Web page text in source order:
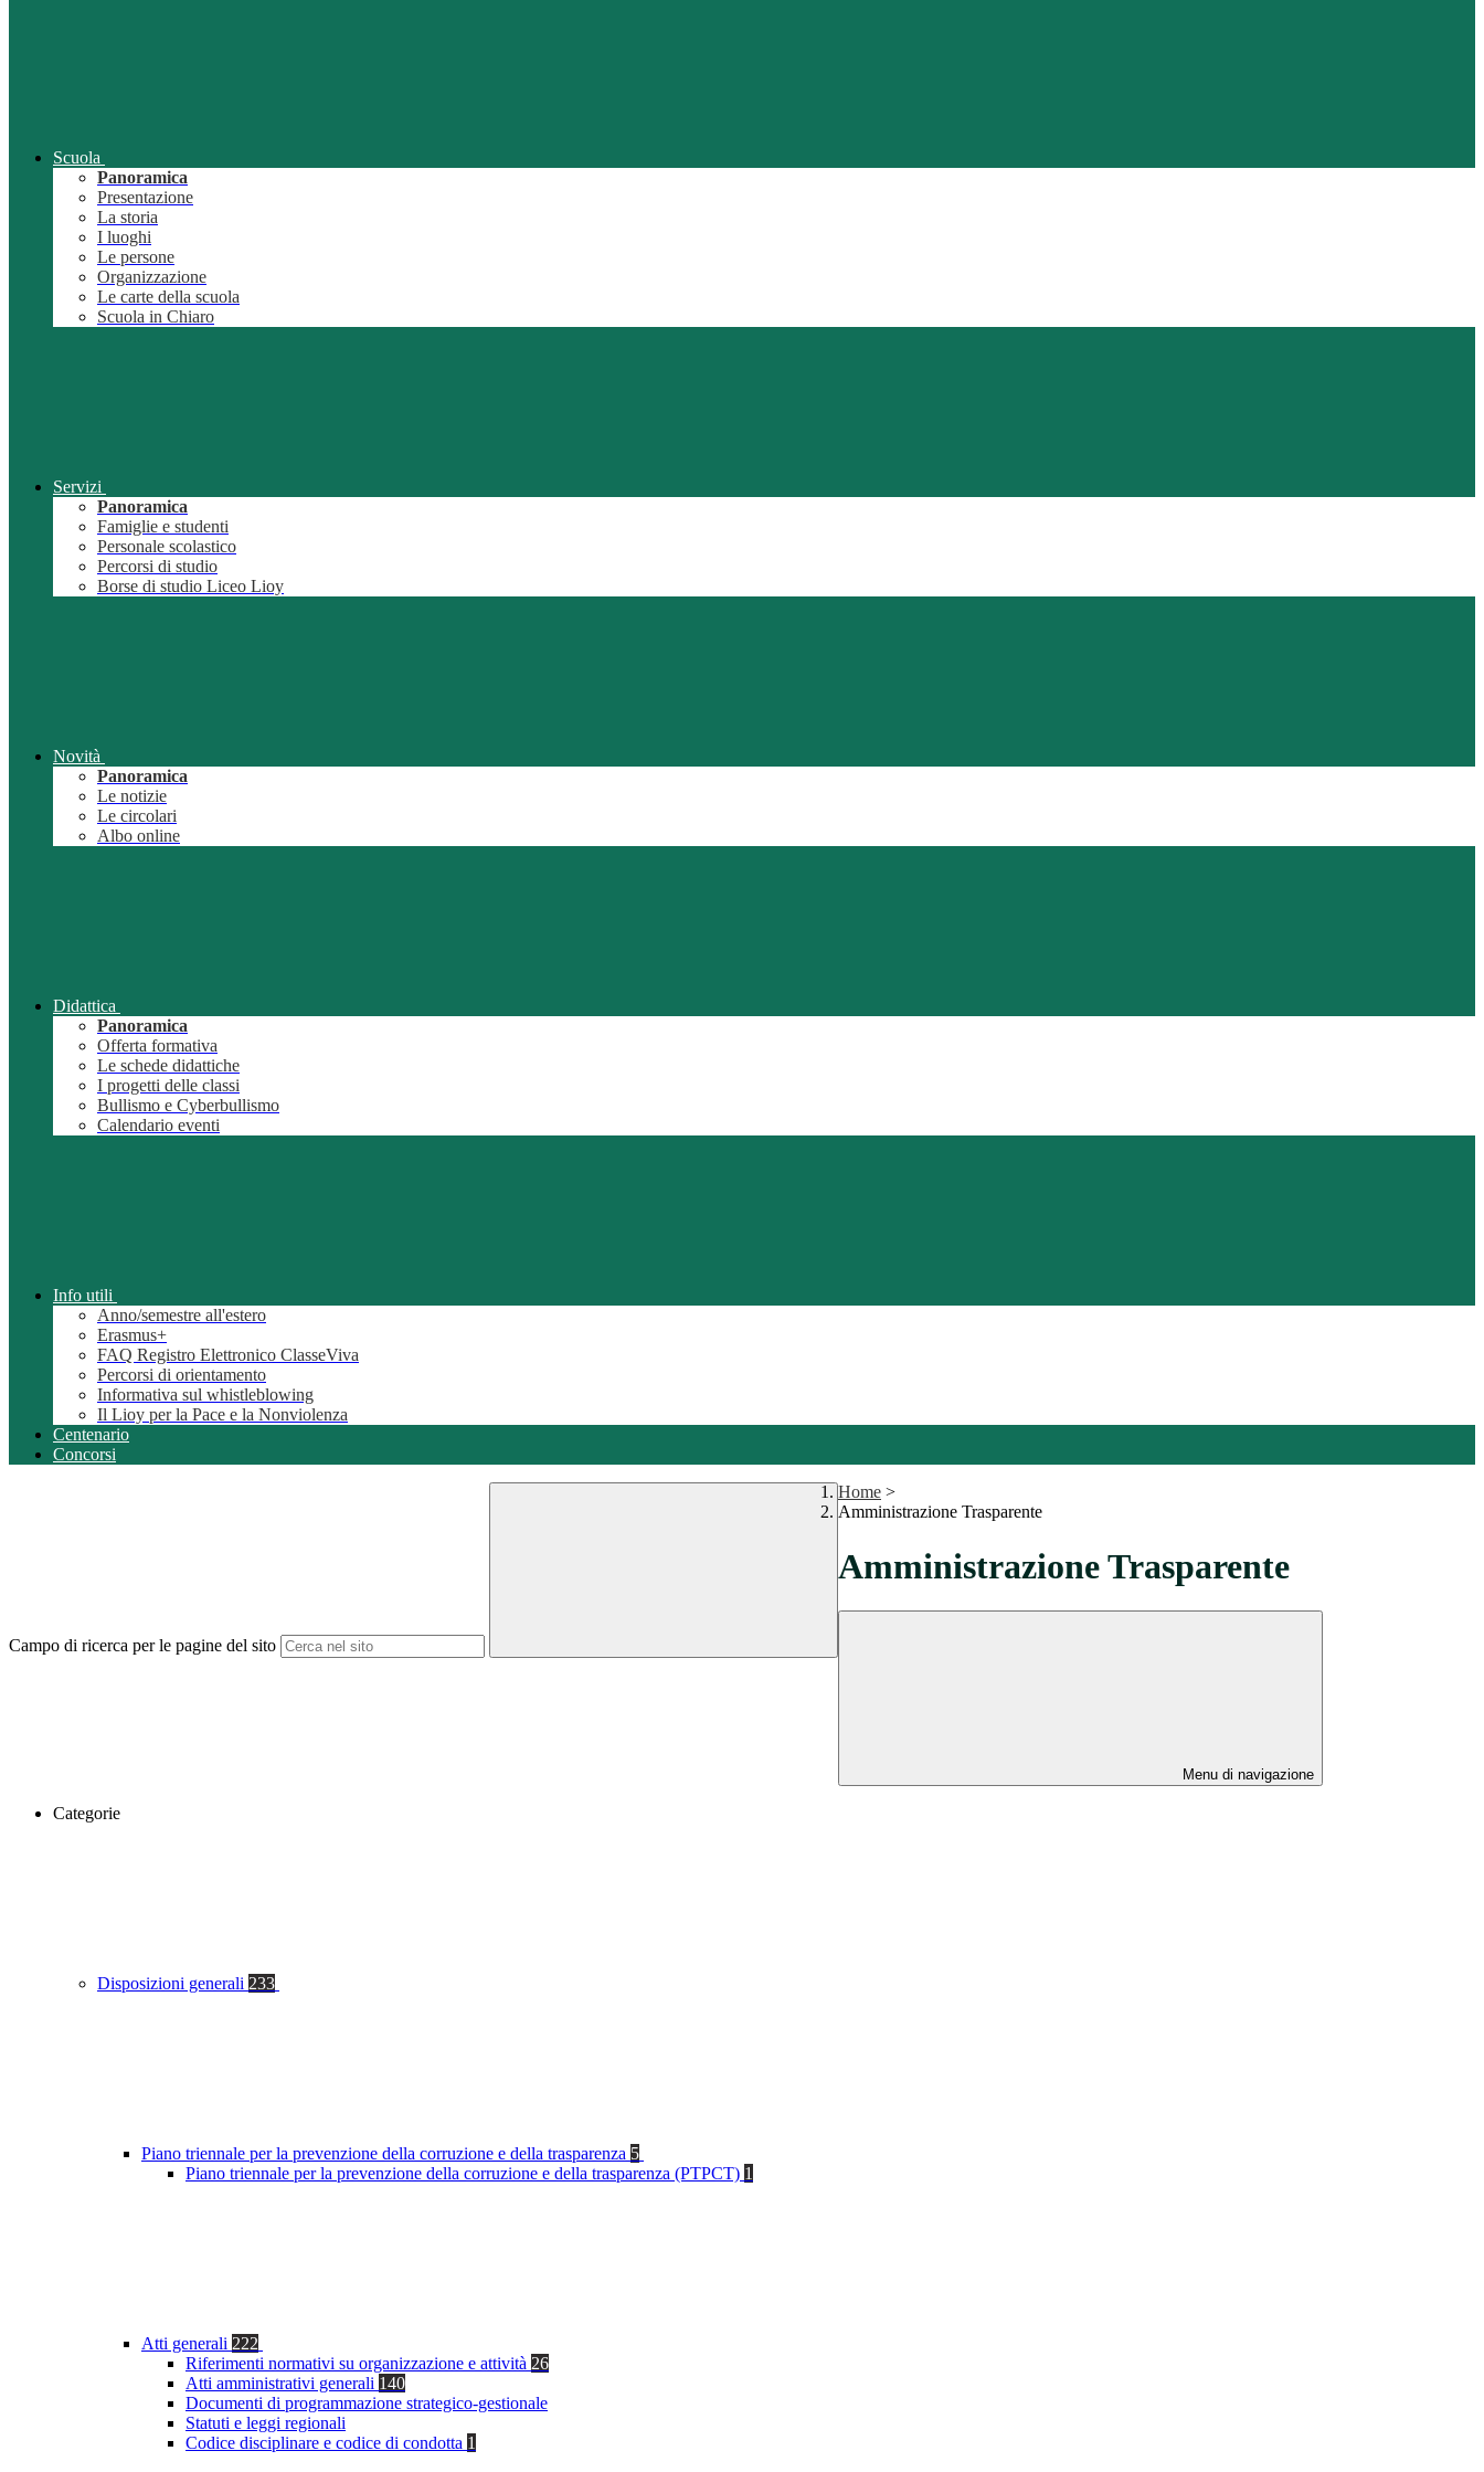
Scuola
Panoramica
Presentazione
La storia
I luoghi
Le persone
Organizzazione
Le carte della scuola
Scuola in Chiaro
Servizi
Panoramica
Famiglie e studenti
Personale scolastico
Percorsi di studio
Borse di studio Liceo Lioy
Novità
Panoramica
Le notizie
Le circolari
Albo online
Didattica
Panoramica
Offerta formativa
Le schede didattiche
I progetti delle classi
Bullismo e Cyberbullismo
Calendario eventi
Info utili
Anno/semestre all'estero
Erasmus+
FAQ Registro Elettronico ClasseViva
Percorsi di orientamento
Informativa sul whistleblowing
Il Lioy per la Pace e la Nonviolenza
Centenario
Concorsi
Campo di ricerca per le pagine del sito
Home >
Amministrazione Trasparente
Amministrazione Trasparente
Menu di navigazione
Categorie
Disposizioni generali 233
Piano triennale per la prevenzione della corruzione e della trasparenza 5
Piano triennale per la prevenzione della corruzione e della trasparenza (PTPCT) 1
Atti generali 222
Riferimenti normativi su organizzazione e attività 26
Atti amministrativi generali 140
Documenti di programmazione strategico-gestionale
Statuti e leggi regionali
Codice disciplinare e codice di condotta 1